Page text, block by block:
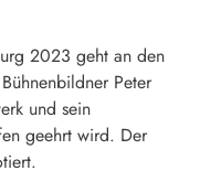
2023 geht an den
Peter
und sein
geehrt wird. Der